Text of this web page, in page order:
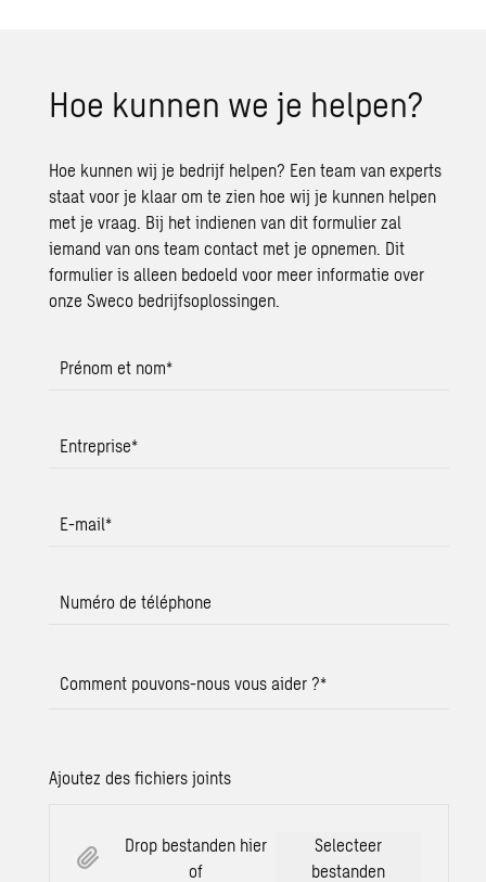
Hoe kun­nen we je hel­pen?
Hoe kunnen wij je bedrijf helpen? Een team van experts
staat voor je klaar om te zien hoe wij je kunnen helpen
met je vraag. Bij het indienen van dit formulier zal
iemand van ons team contact met je opnemen. Dit
formulier is alleen bedoeld voor meer informatie over
onze Sweco bedrijfsoplossingen.
Prénom et nom*
Entreprise*
E-mail*
Numéro de téléphone
Comment pouvons-nous vous aider ?*
Ajoutez des fichiers joints
Drop bestanden hier
of
Selecteer
bestanden